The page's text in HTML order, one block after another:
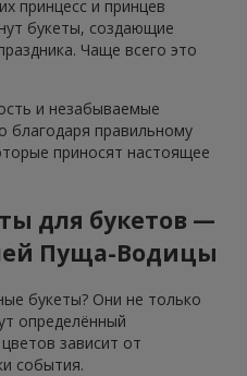
принцесс и принцев
букеты, создающие
Чаще всего это
и незабываемые
правильному
приносят настоящее
для букетов —
Пуща-Водицы
букеты? Они не только
определённый
зависит от
события.